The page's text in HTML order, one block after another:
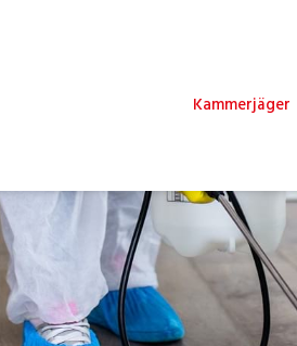
Kammerjäger